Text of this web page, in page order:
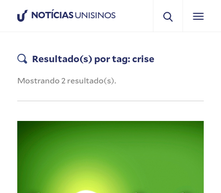
NOTÍCIASUNISINOS
Resultado(s) por tag: crise
Mostrando 2 resultado(s).